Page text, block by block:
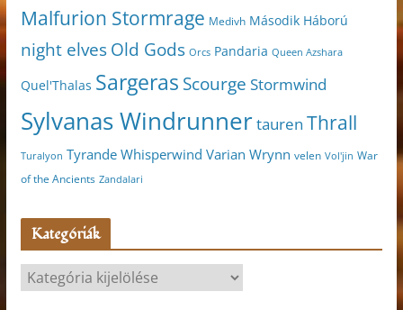
Malfurion Stormrage Medivh Második Háború
night elves Old Gods Orcs Pandaria Queen Azshara
Quel'Thalas Sargeras Scourge Stormwind
Sylvanas Windrunnertauren Thrall
Turalyon Tyrande Whisperwind Varian Wrynn velen Vol'jin War
of the Ancients Zandalari
Kategóriák